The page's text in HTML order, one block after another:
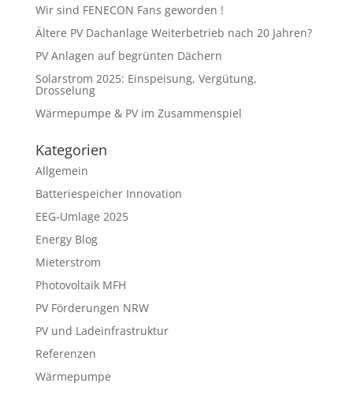
Wir sind FENECON Fans geworden !
Ältere PV Dachanlage Weiterbetrieb nach 20 Jahren?
PV Anlagen auf begrünten Dächern
Solarstrom 2025: Einspeisung, Vergütung,
Drosselung
Wärmepumpe & PV im Zusammenspiel
Kategorien
Allgemein
Batteriespeicher Innovation
EEG-Umlage 2025
Energy Blog
Mieterstrom
Photovoltaik MFH
PV Förderungen NRW
PV und Ladeinfrastruktur
Referenzen
Wärmepumpe